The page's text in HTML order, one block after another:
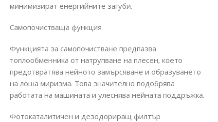
минимизират енергийните загуби.
Самопочистваща функция
Функцията за самопочистване предпазва
топлообменника от натрупване на плесен, което
предотвратява нейното замърсяване и образуването
на лоша миризма. Това значително подобрява
работата на машината и улеснява нейната поддръжка.
Фотокаталитичен и дезодориращ филтър